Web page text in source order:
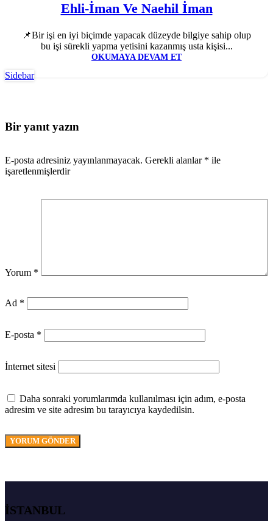
Ehli-İman Ve Naehil İman
📌Bir işi en iyi biçimde yapacak düzeyde bilgiye sahip olup
bu işi sürekli yapma yetisini kazanmış usta kişisi...
OKUMAYA DEVAM ET
Bir yanıt yazın
E-posta adresiniz yayınlanmayacak. Gerekli alanlar * ile
işaretlenmişlerdir
Yorum *
Ad *
E-posta *
İnternet sitesi
Daha sonraki yorumlarımda kullanılması için adım, e-posta
adresim ve site adresim bu tarayıcıya kaydedilsin.
İSTANBUL
Sidebar